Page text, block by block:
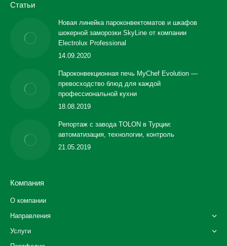
Статьи
Новая линейка пароконвектоматов и шкафов
шокерной заморозки SkyLine от компании
Electrolux Professional
14.09.2020
Пароконвекционная печь MyChef Evolution —
превосходство блюд для каждой
профессиональной кухни
18.08.2019
Репортаж с завода TOLON в Турции:
автоматизация, технологии, контроль
21.05.2019
Компания
О компании
Направления
Услуги